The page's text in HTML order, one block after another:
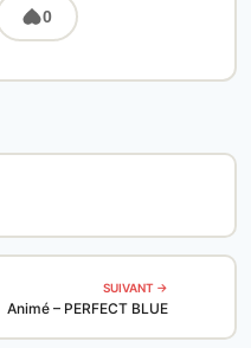
0
SUIVANT →
Animé – PERFECT BLUE